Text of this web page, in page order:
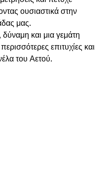
ουσιαστικά στην
μας.
και μια γεμάτη
επιτυχίες και
του Αετού.